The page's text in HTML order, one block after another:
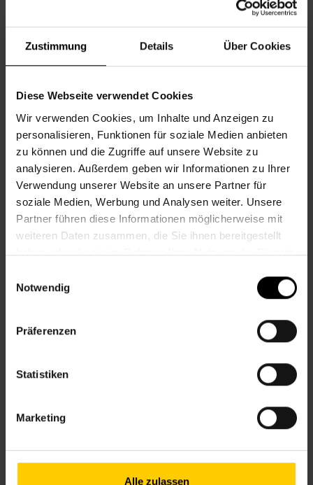
Zustimmung Details Über Cookies
Diese Webseite verwendet Cookies
Wir verwenden Cookies, um Inhalte und Anzeigen zu
personalisieren, Funktionen für soziale Medien anbieten
zu können und die Zugriffe auf unsere Website zu
analysieren. Außerdem geben wir Informationen zu Ihrer
Verwendung unserer Website an unsere Partner für
soziale Medien, Werbung und Analysen weiter. Unsere
Partner führen diese Informationen möglicherweise mit
weiteren Daten zusammen, die Sie ihnen bereitgestellt
haben oder die sie im Rahmen Ihrer Nutzung der Dienste
Notwendig
Präferenzen
Statistiken
Marketing
Alle zulassen
16.30
Unkostenbeitrag Freie Spende
Veranstalter Nachbarschaftszentrum 08
NACHBARSCHAFTSZENTRUM 08
Kontakt
Nachbarschaftszentren
Anfahrt
13A – Theater in der Josefstadt